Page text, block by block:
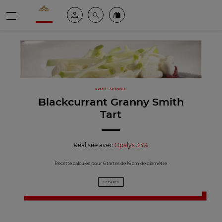
Valrhona - Imaginons le meilleur du chocolat
Espace clientRechercheCommandez en ligne
PROFESSIONNEL
Blackcurrant Granny Smith
Tart
Réalisée avecOpalys 33%
Recette calculée pour 6 tartes de 16 cm de diamètre
5 ÉTAPES